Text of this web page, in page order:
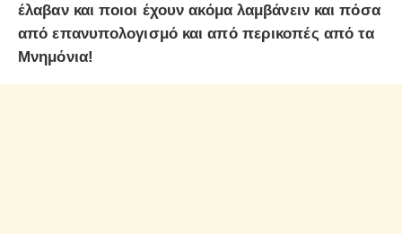
έλαβαν και ποιοι έχουν ακόμα λαμβάνειν και πόσα
από επανυπολογισμό και από περικοπές από τα
Μνημόνια!